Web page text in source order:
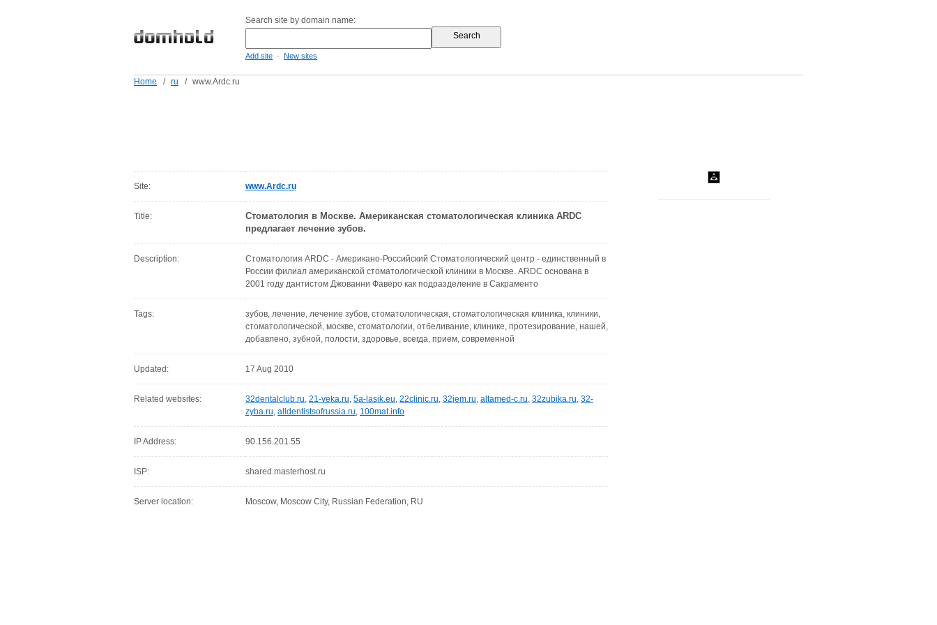
Search site by domain name:
Add site - New sites
Home / ru / www.Ardc.ru
Site: www.Ardc.ru
Title:
Стоматология в Москве. Американская стоматологическая клиника ARDC
предлагает лечение зубов.
Description:
Стоматология ARDC - Американо-Российский Стоматологический центр - единственный в
России филиал американской стоматологической клиники в Москве. ARDC основана в
2001 году дантистом Джованни Фаверо как подразделение в Сакраменто
Tags:
зубов, лечение, лечение зубов, стоматологическая, стоматологическая клиника, клиники,
стоматологической, москве, стоматологии, отбеливание, клинике, протезирование, нашей,
добавлено, зубной, полости, здоровье, всегда, прием, современной
Updated: 17 Aug 2010
Related websites: 32dentalclub.ru, 21-veka.ru, 5a-lasik.eu, 22clinic.ru, 32jem.ru, altamed-c.ru, 32zubika.ru, 32-
zyba.ru, alldentistsofrussia.ru, 100mat.info
IP Address: 90.156.201.55
ISP: shared.masterhost.ru
Server location: Moscow, Moscow City, Russian Federation, RU